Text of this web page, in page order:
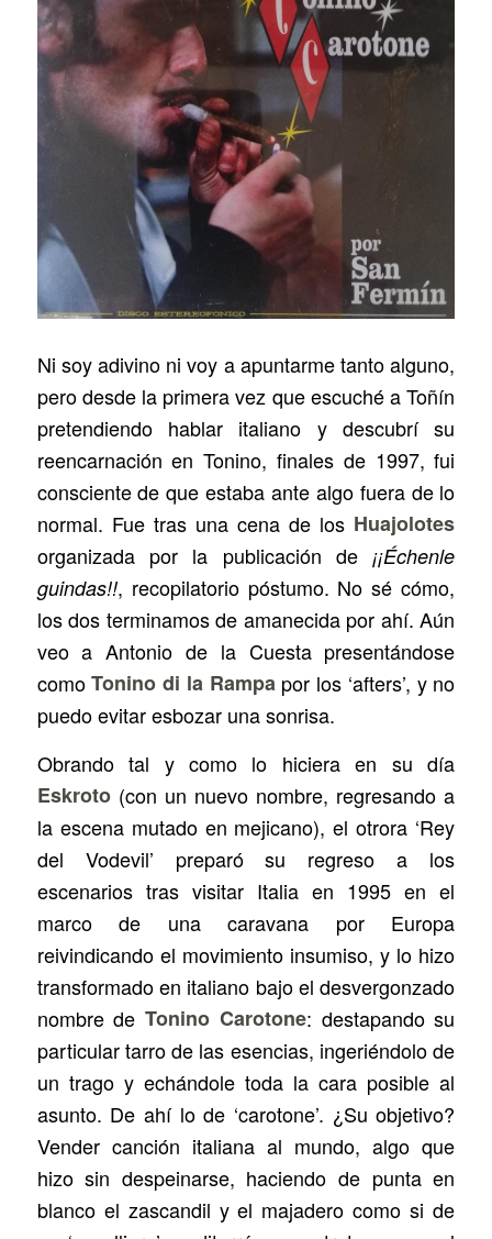
Ni soy adivino ni voy a apuntarme tanto alguno,
pero desde la primera vez que escuché a Toñín
pretendiendo hablar italiano y descubrí su
reencarnación en Tonino, finales de 1997, fui
consciente de que estaba ante algo fuera de lo
normal. Fue tras una cena de los Huajolotes
organizada por la publicación de ¡¡Échenle
guindas!!, recopilatorio póstumo. No sé cómo,
los dos terminamos de amanecida por ahí. Aún
veo a Antonio de la Cuesta presentándose
comoTonino di la Rampapor los ‘afters’, y no
puedo evitar esbozar una sonrisa.
Obrando tal y como lo hiciera en su día
Eskroto(con un nuevo nombre, regresando a
la escena mutado en mejicano), el otrora ‘Rey
del Vodevil’ preparó su regreso a los
escenarios tras visitar Italia en 1995 en el
marco de una caravana por Europa
reivindicando el movimiento insumiso, y lo hizo
transformado en italiano bajo el desvergonzado
nombre deTonino Carotone: destapando su
particular tarro de las esencias, ingeriéndolo de
un trago y echándole toda la cara posible al
asunto. De ahí lo de ‘carotone’. ¿Su objetivo?
Vender canción italiana al mundo, algo que
hizo sin despeinarse, haciendo de punta en
blanco el zascandil y el majadero como si de